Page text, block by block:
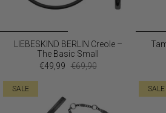
LIEBESKIND BERLIN Creole –
The Basic Small
€49,99 €69,90
SALE SALE